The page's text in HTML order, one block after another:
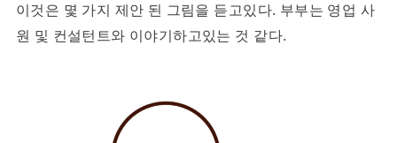
이것은 몇 가지 제안 된 그림을 듣고있다. 부부는 영업 사
원 및 컨설턴트와 이야기하고있는 것 같다.